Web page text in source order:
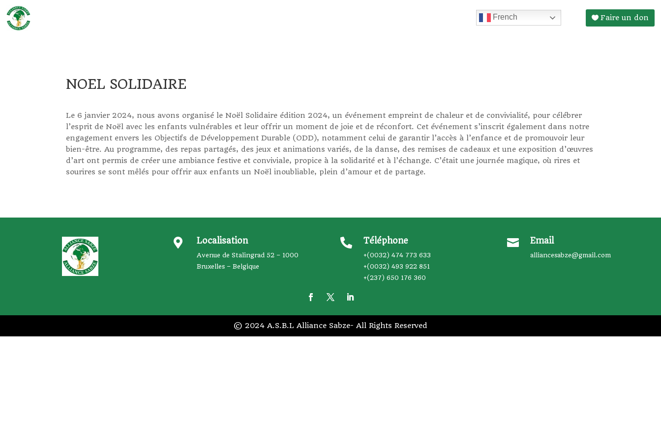
French Faire un don
NOEL SOLIDAIRE
Le 6 janvier 2024, nous avons organisé le Noël Solidaire édition 2024, un événement empreint de chaleur et de convivialité, pour célébrer
l’esprit de Noël avec les enfants vulnérables et leur offrir un moment de joie et de réconfort. Cet événement s’inscrit également dans notre
engagement envers les Objectifs de Développement Durable (ODD), notamment celui de garantir l’accès à l’enfance et de promouvoir leur
bien-être. Au programme, des repas partagés, des jeux et animations variés, de la danse, des remises de cadeaux et une exposition d’œuvres
d’art ont permis de créer une ambiance festive et conviviale, propice à la solidarité et à l’échange. C’était une journée magique, où rires et
sourires se sont mêlés pour offrir aux enfants un Noël inoubliable, plein d’amour et de partage.
 Localisation
Avenue de Stalingrad 52 – 1000
Bruxelles – Belgique
 Téléphone
+(0032) 474 773 633
+(0032) 493 922 851
+(237) 650 176 360
 Email
alliancesabze@gmail.com
© 2024 A.S.B.L Alliance Sabze- All Rights Reserved